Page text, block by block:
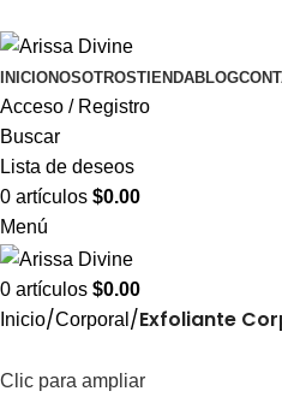
INICIONOSOTROSTIENDABLOG
Acceso / Registro
Buscar
Lista de deseos
0 artículos $0.00
Menú
0 artículos $0.00
Inicio Corporal Exfoliante
Clic para ampliar